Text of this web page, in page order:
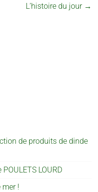
L’histoire du jour →
de produits de dinde
LOURD
mer !